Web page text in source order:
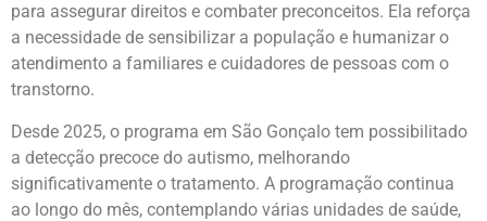
para assegurar direitos e combater preconceitos. Ela reforça
a necessidade de sensibilizar a população e humanizar o
atendimento a familiares e cuidadores de pessoas com o
transtorno.
Desde 2025, o programa em São Gonçalo tem possibilitado
a detecção precoce do autismo, melhorando
significativamente o tratamento. A programação continua
ao longo do mês, contemplando várias unidades de saúde,